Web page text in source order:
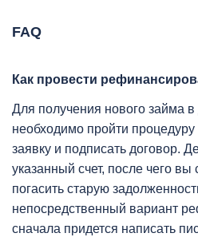
FAQ
Как провести
Для получения нового займа
необходимо пройти процедуру
заявку и подписать договор.
указанный счет, после чего
погасить старую
непосредственный вариант
сначала придется написать